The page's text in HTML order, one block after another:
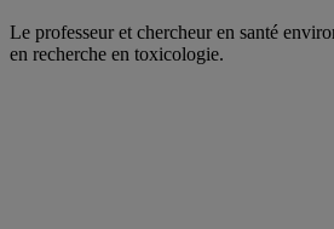
Le professeur et chercheur en santé
en recherche en toxicologie.